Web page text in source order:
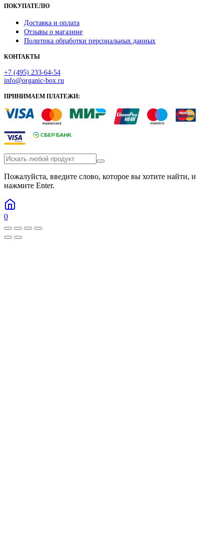
ПОКУПАТЕЛЮ
Доставка и оплата
Отзывы о магазине
Политика обработки персональных данных
КОНТАКТЫ
+7 (495) 233-64-54
info@organic-box.ru
ПРИНИМАЕМ ПЛАТЕЖИ:
Пожалуйста, введите слово, которое вы хотите найти, и
нажмите Enter.
0